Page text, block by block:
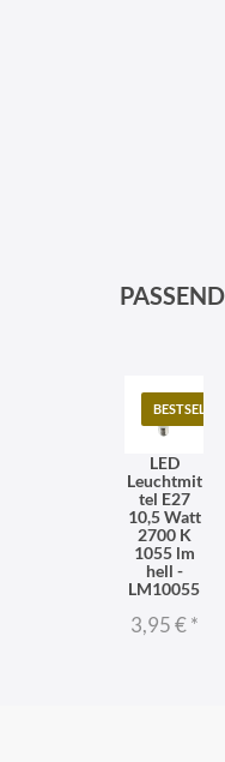
BESTSELLER
LED
Leuchtmit
tel E27
10,5 Watt
2700 K
1055 lm
hell -
LM10055
3,95 €*